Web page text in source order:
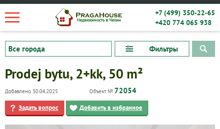
+7 (499) 350-22-65
+420 774 065 938
Фильтры
Prodej bytu, 2+kk, 50 m²
Добавлено 30.04.2025 Объект № 72054
Задать вопрос Добавить в избранное